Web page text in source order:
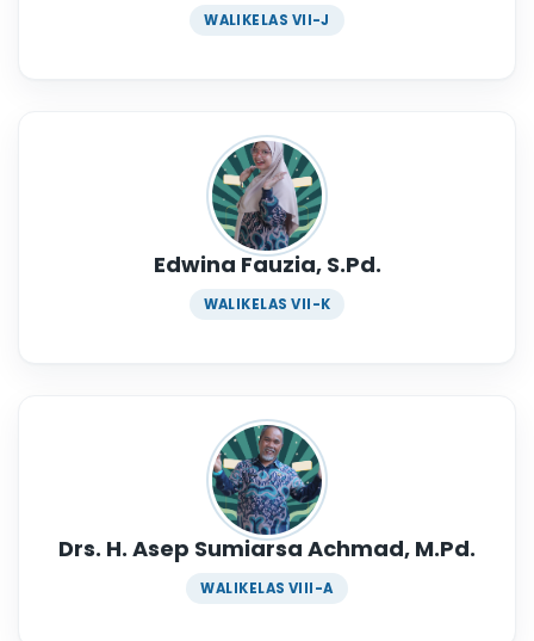
WALIKELAS VII-J
Edwina Fauzia, S.Pd.
WALIKELAS VII-K
Drs. H. Asep Sumiarsa Achmad, M.Pd.
WALIKELAS VIII-A